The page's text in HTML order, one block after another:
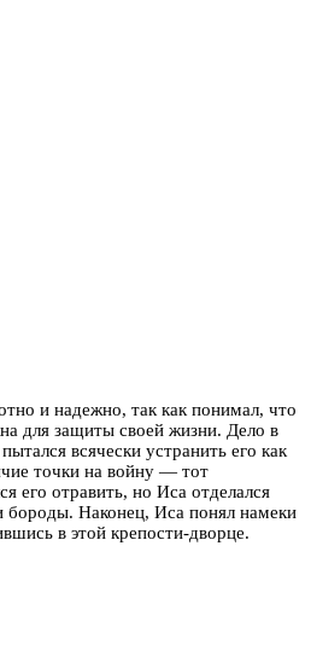
и надежно, так как понимал, что
для защиты своей жизни. Дело в
всячески устранить его как
точки на войну — тот
его отравить, но Иса отделался
бороды. Наконец, Иса понял намеки
в этой крепости-дворце.